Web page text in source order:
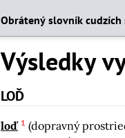
Obrátený slovník cudzích
Výsledky
LOĎ
loď 1 (dopravný